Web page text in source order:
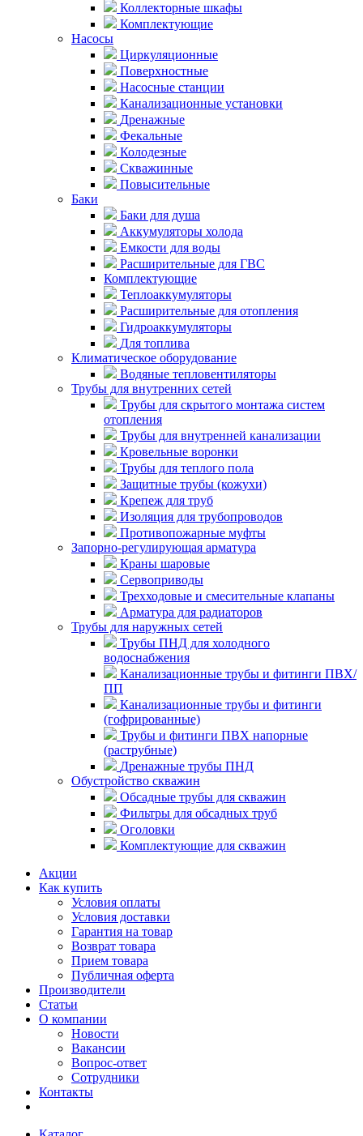
Коллекторные шкафы
Комплектующие
Насосы
Циркуляционные
Поверхностные
Насосные станции
Канализационные установки
Дренажные
Фекальные
Колодезные
Скважинные
Повысительные
Баки
Баки для душа
Аккумуляторы холода
Емкости для воды
Расширительные для ГВС
Комплектующие
Теплоаккумуляторы
Расширительные для отопления
Гидроаккумуляторы
Для топлива
Климатическое оборудование
Водяные тепловентиляторы
Трубы для внутренних сетей
Трубы для скрытого монтажа систем
отопления
Трубы для внутренней канализации
Кровельные воронки
Трубы для теплого пола
Защитные трубы (кожухи)
Крепеж для труб
Изоляция для трубопроводов
Противопожарные муфты
Запорно-регулирующая арматура
Краны шаровые
Сервоприводы
Трехходовые и смесительные клапаны
Арматура для радиаторов
Трубы для наружных сетей
Трубы ПНД для холодного
водоснабжения
Канализационные трубы и фитинги ПВХ/
ПП
Канализационные трубы и фитинги
(гофрированные)
Трубы и фитинги ПВХ напорные
(раструбные)
Дренажные трубы ПНД
Обустройство скважин
Обсадные трубы для скважин
Фильтры для обсадных труб
Оголовки
Комплектующие для скважин
Акции
Как купить
Условия оплаты
Условия доставки
Гарантия на товар
Возврат товара
Прием товара
Публичная оферта
Производители
Статьи
О компании
Новости
Вакансии
Вопрос-ответ
Сотрудники
Контакты